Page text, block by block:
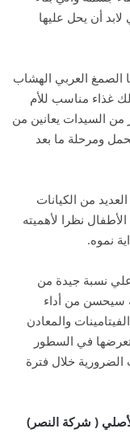
أن يحل عليها
الصمغ العربي الهشاب
غذاء مناسب للأم
من السيدات يعانين من
ومرحلة ما بعد
من الكيانات
نظرا لأهميته
نموه.
علي نسبة جيدة من
سيحسن من أداء
والمعادن
في السطور
الضرورية خلال فترة
( شركة النصر)